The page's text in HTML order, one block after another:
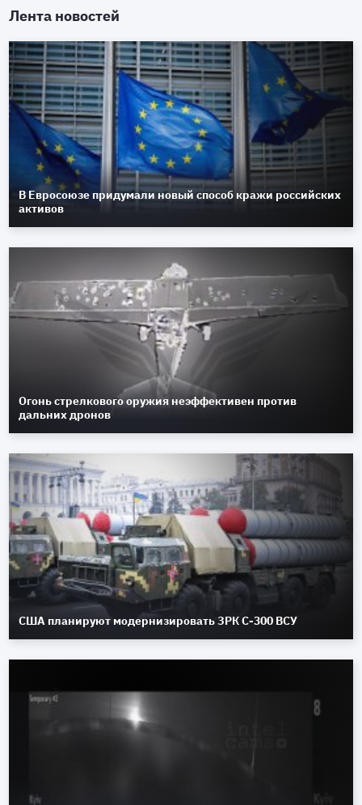
Лента новостей
В Евросоюзе придумали новый способ кражи российских
активов
Огонь стрелкового оружия неэффективен против
дальних дронов
США планируют модернизировать ЗРК С-300 ВСУ